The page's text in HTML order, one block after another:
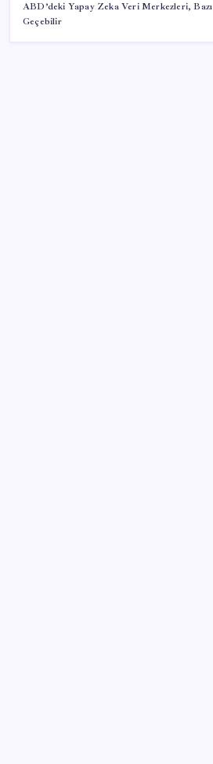
ABD’deki Yapay Zeka Veri Merkezleri,
Geçebilir